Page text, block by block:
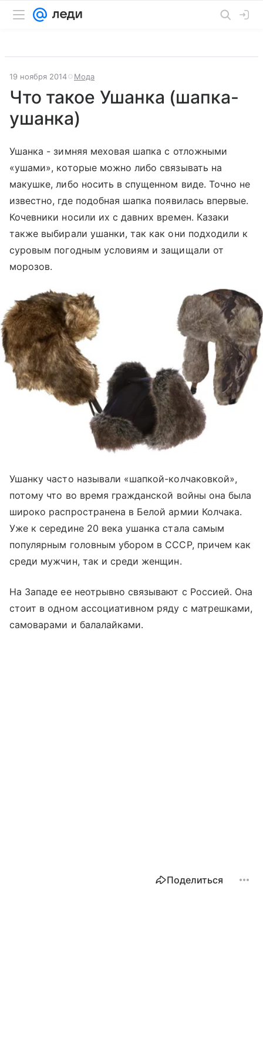
19 ноября 2014 Мода
Что такое Ушанка (шапка-
ушанка)
Ушанка - зимняя меховая шапка с отложными
«ушами», которые можно либо связывать на
макушке, либо носить в спущенном виде. Точно не
известно, где подобная шапка появилась впервые.
Кочевники носили их с давних времен. Казаки
также выбирали ушанки, так как они подходили к
суровым погодным условиям и защищали от
морозов.
Ушанку часто называли «шапкой-колчаковкой»,
потому что во время гражданской войны она была
широко распространена в Белой армии Колчака.
Уже к середине 20 века ушанка стала самым
популярным головным убором в СССР, причем как
среди мужчин, так и среди женщин.
На Западе ее неотрывно связывают с Россией. Она
стоит в одном ассоциативном ряду с матрешками,
самоварами и балалайками.
Поделиться